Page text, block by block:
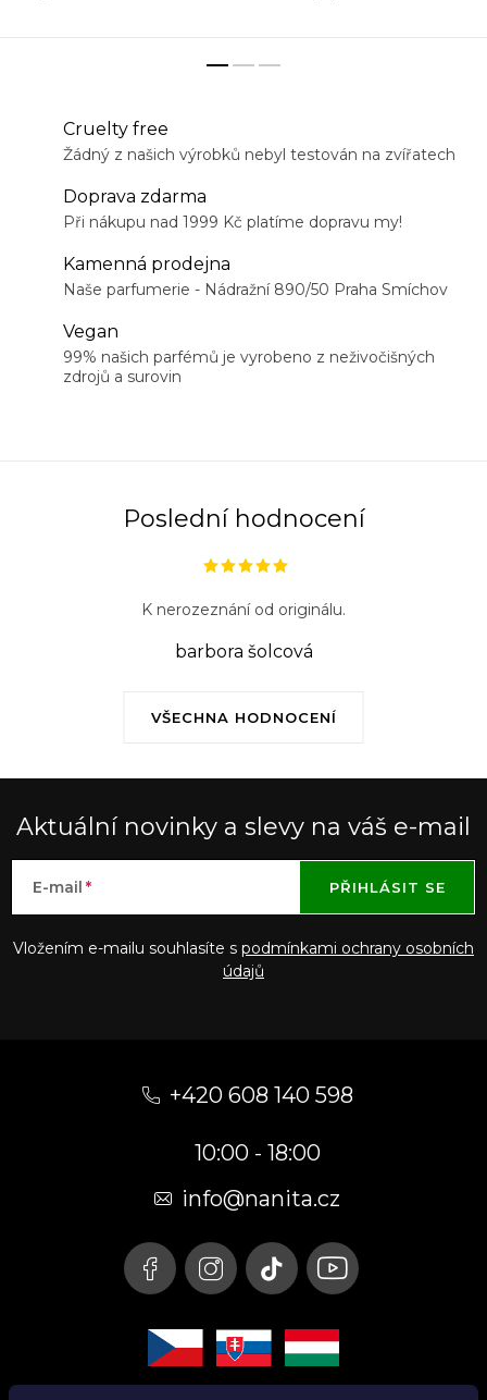
Cruelty free
Žádný z našich výrobků nebyl testován na zvířatech
Doprava zdarma
Při nákupu nad 1999 Kč platíme dopravu my!
Kamenná prodejna
Naše parfumerie - Nádražní 890/50 Praha Smíchov
Vegan
99% našich parfémů je vyrobeno z neživočišných
zdrojů a surovin
Poslední hodnocení
VŠECHNA HODNOCENÍ
K nerozeznání od originálu.
barbora šolcová
Aktuální novinky a slevy na váš e-mail
E-mail
Vložením e-mailu souhlasíte s podmínkami ochrany osobních
údajů
PŘIHLÁSIT SE
+420 608 140 598
10:00 - 18:00
info@nanita.cz